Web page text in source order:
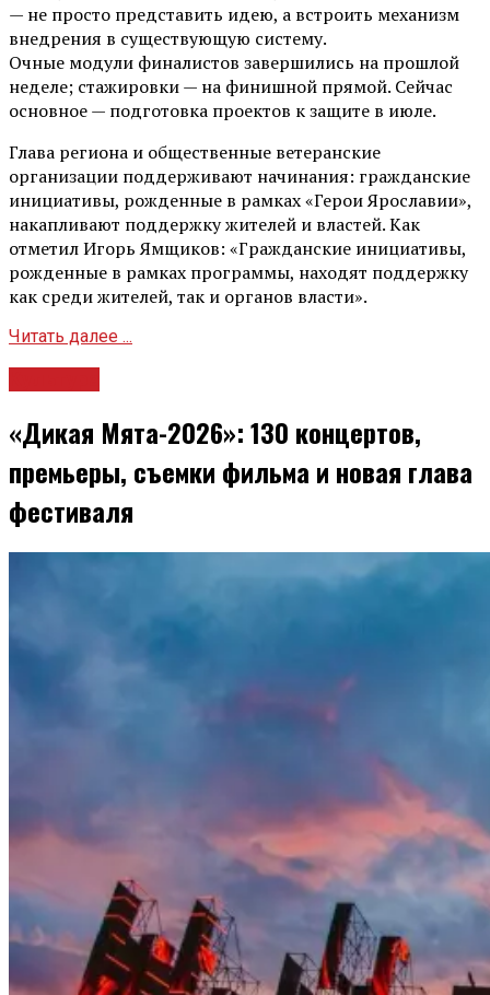
— не просто представить идею, а встроить механизм
внедрения в существующую систему.
Очные модули финалистов завершились на прошлой
неделе; стажировки — на финишной прямой. Сейчас
основное — подготовка проектов к защите в июле.
Глава региона и общественные ветеранские
организации поддерживают начинания: гражданские
инициативы, рожденные в рамках «Герои Ярославии»,
накапливают поддержку жителей и властей. Как
отметил Игорь Ямщиков: «Гражданские инициативы,
рожденные в рамках программы, находят поддержку
как среди жителей, так и органов власти».
Читать далее ...
«Дикая Мята-2026»: 130 концертов,
премьеры, съемки фильма и новая глава
фестиваля